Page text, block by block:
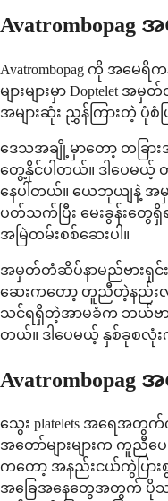
Avatrombopag ကို အမေ
များများမှာ Doptelet
အများဆုံး ညွှန်ကြားတဲ့ ပုံစံ
ဒေသအချို့မှာတော့ တခြာ
တွေ့နိုင်ပါတယ်။ ဒါပေမယ့်
နေပါတယ်။ ယေဘုယျနဲ့ အ
ပတ်သက်ပြီး မေးခွန်းတွေရှိ
အမြဲတမ်းစစ်ဆေးပါ။
အမှတ်တံဆိပ်နာမည်ဗားရှင်းပဲ
ဆေးကတော့ တူညီတဲ့နည်း
သင်ရရှိတဲ့အာမခံက ဘယ်ဗာ
တယ်။ ဒါပေမယ့် နှစ်ခုစ
Avatrombopag
သွေး platelets အရေအတွ
အတော်များများက ကူညီပ
ကတော့ အနည်းငယ်ကွဲပြာ
အခြေအနေတွေအတွက် ပိုသ